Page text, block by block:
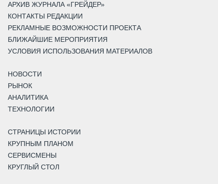
АРХИВ ЖУРНАЛА «ГРЕЙДЕР»
КОНТАКТЫ РЕДАКЦИИ
РЕКЛАМНЫЕ ВОЗМОЖНОСТИ ПРОЕКТА
БЛИЖАЙШИЕ МЕРОПРИЯТИЯ
УСЛОВИЯ ИСПОЛЬЗОВАНИЯ МАТЕРИАЛОВ
НОВОСТИ
РЫНОК
АНАЛИТИКА
ТЕХНОЛОГИИ
СТРАНИЦЫ ИСТОРИИ
КРУПНЫМ ПЛАНОМ
СЕРВИСМЕНЫ
КРУГЛЫЙ СТОЛ